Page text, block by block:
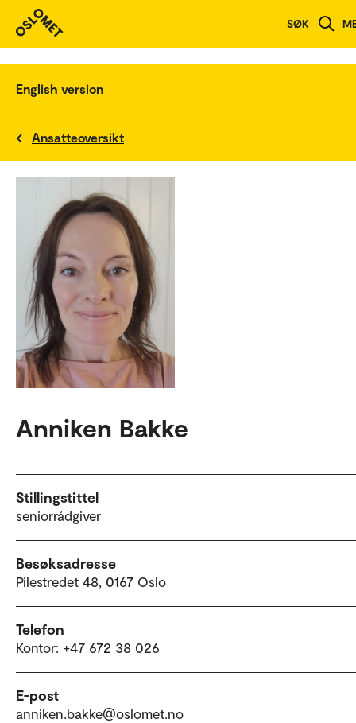
SØK
English version
Ansatteoversikt
Anniken Bakke
Stillingstittel
seniorrådgiver
Besøksadresse
Pilestredet 48, 0167 Oslo
Telefon
Kontor: +47 672 38 026
E-post
anniken.bakke@oslomet.no